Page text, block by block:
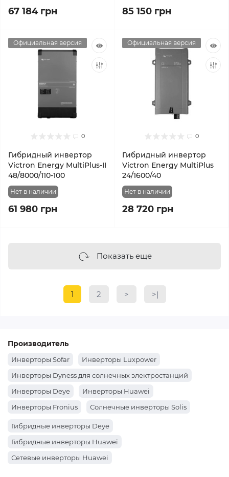
67 184 грн 85 150 грн
Официальная версия
0
Гибридный инвертор
Victron Energy MultiPlus-II
48/8000/110-100
Нет в наличии
61 980 грн
Официальная версия
0
Гибридный инвертор
Victron Energy MultiPlus
24/1600/40
Нет в наличии
28 720 грн
Показать еще
1 2 > >|
Производитель
Инверторы Sofar
Инверторы Luxpower
Инверторы Dyness для солнечных электростанций
Инверторы Deye
Инверторы Huawei
Инверторы Fronius
Солнечные инверторы Solis
Солнечные инверторы Victron Energy
Гибридные инверторы Deye
Гибридные инверторы Huawei
Сетевые инверторы Huawei